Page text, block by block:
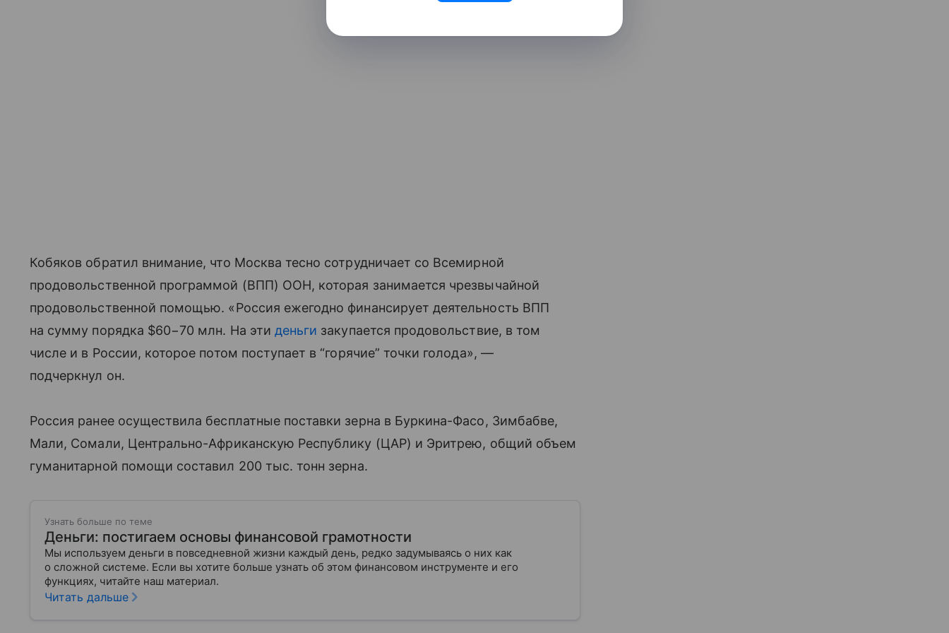
Кобяков обратил внимание, что Москва тесно сотрудничает со Всемирной
продовольственной программой (ВПП) ООН, которая занимается чрезвычайной
продовольственной помощью. «Россия ежегодно финансирует деятельность ВПП
на сумму порядка $60−70 млн. На эти деньги закупается продовольствие, в том
числе и в России, которое потом поступает в “горячие” точки голода», —
подчеркнул он.
Россия ранее осуществила бесплатные поставки зерна в Буркина-Фасо, Зимбабве,
Мали, Сомали, Центрально-Африканскую Республику (ЦАР) и Эритрею, общий объем
гуманитарной помощи составил 200 тыс. тонн зерна.
Узнать больше по теме
Деньги: постигаем основы финансовой грамотности
Мы используем деньги в повседневной жизни каждый день, редко задумываясь о них как
о сложной системе. Если вы хотите больше узнать об этом финансовом инструменте и его
функциях, читайте наш материал.
Читать дальше